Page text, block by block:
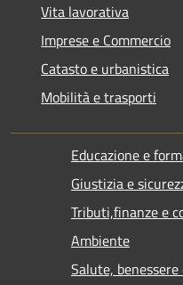
Vita lavorativa
Imprese e Commercio
Catasto e urbanistica
Mobilità e trasporti
Educazione e
Giustizia e
Tributi,finanze e
Ambiente
Salute,